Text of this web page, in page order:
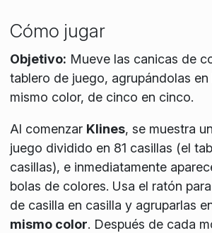
Cómo jugar
Objetivo: Mueve las canicas de
tablero de juego, agrupándolas en
mismo color, de cinco en cinco.
Al comenzar Klines, se muestra
juego dividido en 81 casillas (el
casillas), e inmediatamente
bolas de colores. Usa el ratón
de casilla en casilla y agruparlas
mismo color. Después de cada